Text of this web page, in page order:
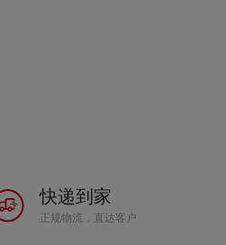
快递到家
正规物流，直达客户